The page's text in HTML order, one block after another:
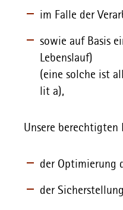
im Falle der
sowie auf Basis
Lebenslauf)
(eine solche ist
lit a),
Unsere berechtigten
der Optimierung
der